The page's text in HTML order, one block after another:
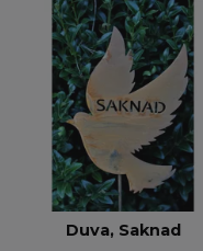
Duva, Saknad